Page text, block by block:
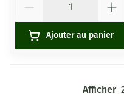
Ajouter au panier
Afficher